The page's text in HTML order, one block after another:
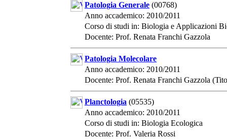
Patologia Generale (00768)
Anno accademico: 2010/2011
Corso di studi in: Biologia e Applicazioni
Docente: Prof. Renata Franchi Gazzola
Patologia Molecolare
Anno accademico: 2010/2011
Docente: Prof. Renata Franchi Gazzola
Planctologia (05535)
Anno accademico: 2010/2011
Corso di studi in: Biologia Ecologica
Docente: Prof. Valeria Rossi